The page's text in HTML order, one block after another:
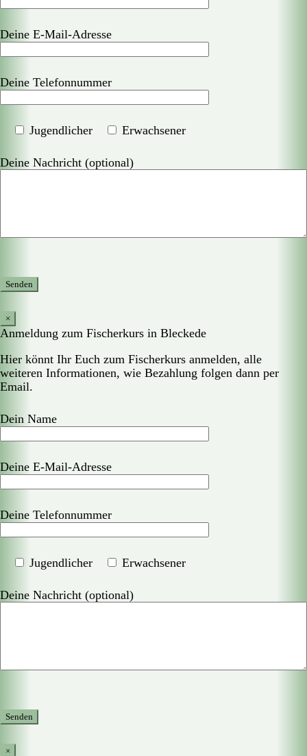
Deine E-Mail-Adresse
Deine Telefonnummer
Jugendlicher Erwachsener
Deine Nachricht (optional)
×
Anmeldung zum Fischerkurs in Bleckede
Hier könnt Ihr Euch zum Fischerkurs anmelden, alle
weiteren Informationen, wie Bezahlung folgen dann per
Email.
Dein Name
Deine E-Mail-Adresse
Deine Telefonnummer
Jugendlicher Erwachsener
Deine Nachricht (optional)
×